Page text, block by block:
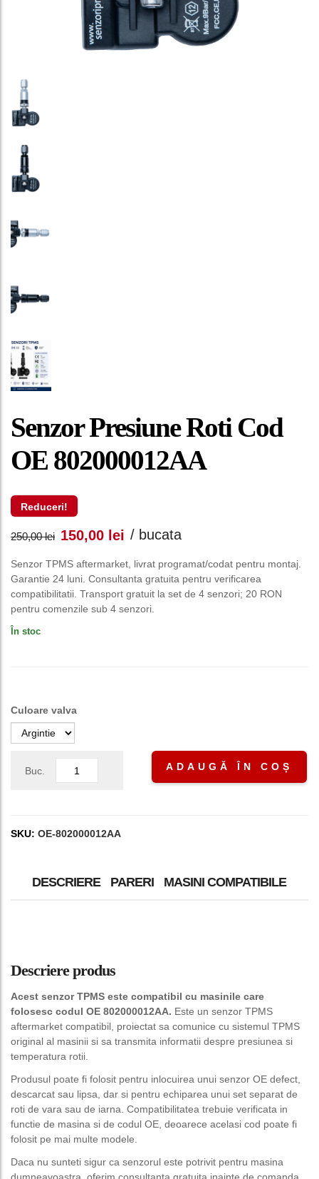
Senzor Presiune Roti Cod
OE 802000012AA
Reduceri!
250,00lei Prețul
inițial
a
150,00 lei Prețul
curent
este:
/ bucata
Senzor TPMS aftermarket, livrat programat/codat pentru montaj.
Garantie 24 luni. Consultanta gratuita pentru verificarea
compatibilitatii. Transport gratuit la set de 4 senzori; 20 RON
pentru comenzile sub 4 senzori.
În stoc
Culoare valva
Buc. ADAUGĂ ÎN COȘ
SKU: OE-802000012AA
DESCRIERE PARERI MASINI COMPATIBILE
Descriere produs
Acest senzor TPMS este compatibil cu masinile care
folosesc codul OE 802000012AA. Este un senzor TPMS
aftermarket compatibil, proiectat sa comunice cu sistemul TPMS
original al masinii si sa transmita informatii despre presiunea si
temperatura rotii.
Produsul poate fi folosit pentru inlocuirea unui senzor OE defect,
descarcat sau lipsa, dar si pentru echiparea unui set separat de
roti de vara sau de iarna. Compatibilitatea trebuie verificata in
functie de masina si de codul OE, deoarece acelasi cod poate fi
folosit pe mai multe modele.
Daca nu sunteti sigur ca senzorul este potrivit pentru masina